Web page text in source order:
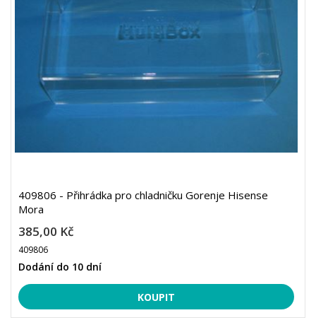
409806 - Přihrádka pro chladničku Gorenje Hisense
Mora
385,00 Kč
409806
Dodání do 10 dní